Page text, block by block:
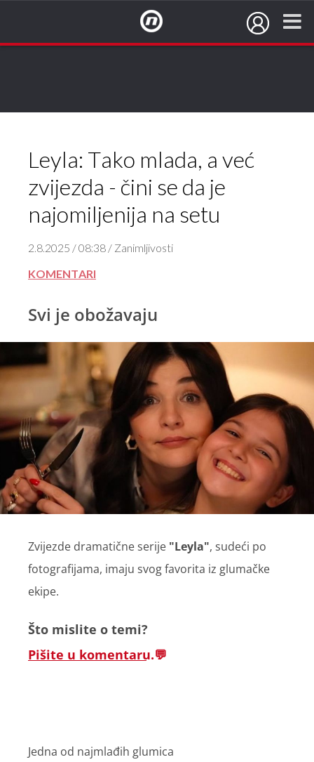
Leyla: Tako mlada, a već
zvijezda - čini se da je
najomiljenija na setu
2.8.2025 / 08:38 / Zanimljivosti
KOMENTARI
Svi je obožavaju
Zvijezde dramatične serije "Leyla", sudeći po
fotografijama, imaju svog favorita iz glumačke
ekipe.
Što mislite o temi?
Pišite u komentaru.
Jedna od najmlađih glumica